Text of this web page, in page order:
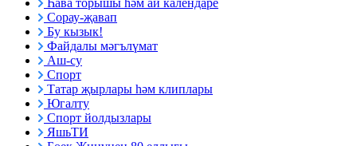
Һава торышы һәм ай календаре
Сорау-җавап
Бу кызык!
Файдалы мәгълүмат
Аш-су
Спорт
Татар җырлары һәм клиплары
Югалту
Спорт йолдызлары
ЯшьТИ